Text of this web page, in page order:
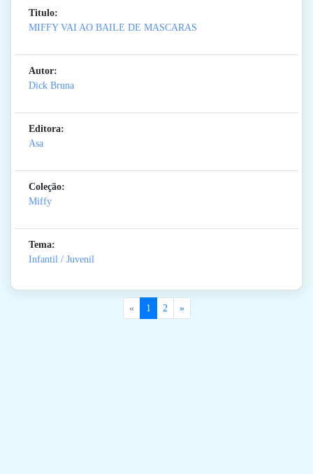
Titulo:
MIFFY VAI AO BAILE DE MASCARAS
Autor:
Dick Bruna
Editora:
Asa
Coleção:
Miffy
Tema:
Infantil / Juvenil
« 1 2 »